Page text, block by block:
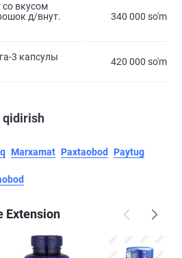
вкусом
д/внут.
340 000 so'm
3 капсулы
420 000 so'm
qidirish
Marxamat Paxtaobod Paytug
Extension